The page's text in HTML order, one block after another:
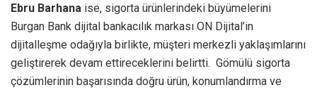
Ebru Barhana ise, sigorta ürünlerindeki büyümelerini
Burgan Bank dijital bankacılık markası ON Dijital’in
dijitalleşme odağıyla birlikte, müşteri merkezli yaklaşımlarını
geliştirerek devam ettireceklerini belirtti. Gömülü sigorta
çözümlerinin başarısında doğru ürün, konumlandırma ve